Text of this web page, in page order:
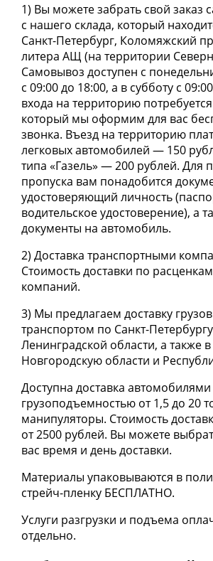
1) Вы можете забрать свой заказ
с нашего склада, который
Санкт-Петербург, Коломяжский
литера АЩ (на территории
Самовывоз доступен с
с 09:00 до 18:00, а в субботу с
входа на территорию
который мы оформим для вас
звонка. Въезд на территорию
легковых автомобилей — 150
типа «Газель» — 200 рублей. Для
пропуска вам понадобится
удостоверяющий личность
водительское удостоверение), а
документы на автомобиль.
2) Доставка транспортными
Стоимость доставки по
компаний.
3) Мы предлагаем доставку
транспортом по Санкт-
Ленинградской области, а также
Новгородскую области и
Доступна доставка автомобилями
грузоподъемностью от 1,5 до 20
манипуляторы. Стоимость
от 2500 рублей. Вы можете
вас время и день доставки.
Материалы упаковываются в
стрейч-пленку БЕСПЛАТНО.
Услуги разгрузки и подъема
отдельно.